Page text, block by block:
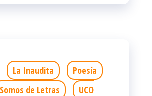
La Inaudita
Poesía
Somos de Letras
UCO